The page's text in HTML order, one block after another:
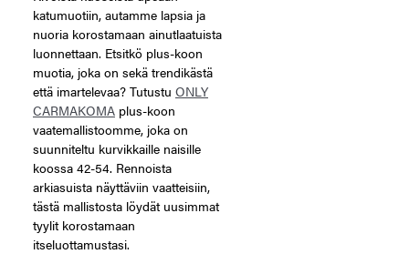
katumuotiin, autamme lapsia ja
nuoria korostamaan ainutlaatuista
luonnettaan. Etsitkö plus-koon
muotia, joka on sekä trendikästä
että imartelevaa? Tutustu ONLY
CARMAKOMA plus-koon
vaatemallistoomme, joka on
suunniteltu kurvikkaille naisille
koossa 42-54. Rennoista
arkiasuista näyttäviin vaatteisiin,
tästä mallistosta löydät uusimmat
tyylit korostamaan
itseluottamustasi.